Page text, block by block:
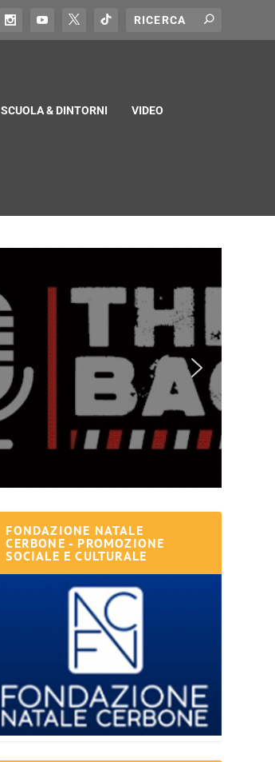
SCUOLA & DINTORNI VIDEO
FONDAZIONE NATALE
CERBONE - PROMOZIONE
SOCIALE E CULTURALE